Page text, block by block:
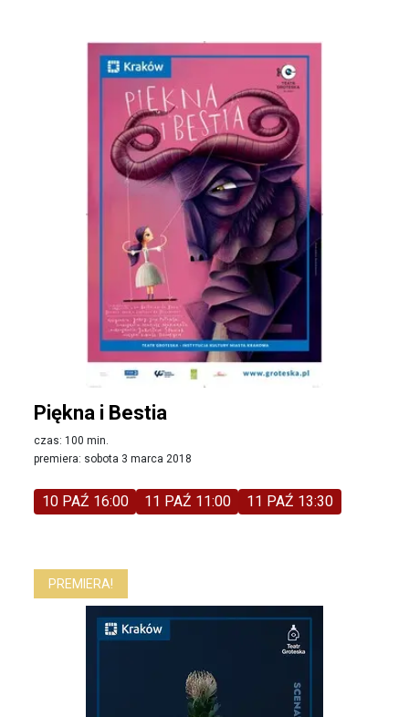
Piękna i Bestia
czas: 100 min.
premiera: sobota 3 marca 2018
10 PAŹ 16:00 11 PAŹ 11:00 11 PAŹ 13:30
PREMIERA!